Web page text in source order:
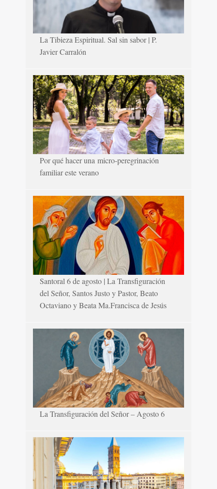
La Tibieza Espiritual. Sal sin sabor | P.
Javier Carralón
Por qué hacer una micro-peregrinación
familiar este verano
Santoral 6 de agosto | La Transfiguración
del Señor, Santos Justo y Pastor, Beato
Octaviano y Beata Ma.Francisca de Jesús
La Transfiguración del Señor – Agosto 6